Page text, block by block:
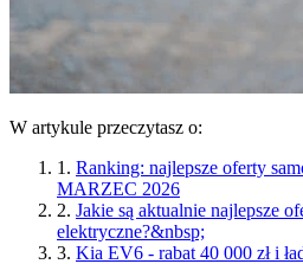
W artykule przeczytasz o:
1. Ranking: najlepsze oferty
MARZEC 2026
2. Jakie są aktualnie najlepsze
elektryczne?&nbsp;
3. Kia EV6 - rabat 40 000 zł i